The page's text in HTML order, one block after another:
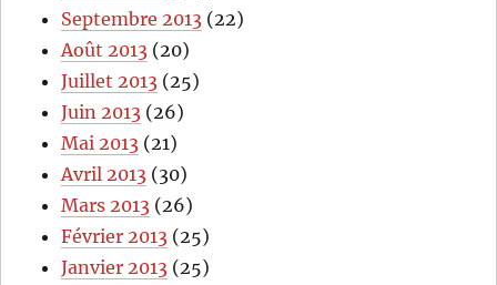
Septembre 2013 (22)
Août 2013 (20)
Juillet 2013 (25)
Juin 2013 (26)
Mai 2013 (21)
Avril 2013 (30)
Mars 2013 (26)
Février 2013 (25)
Janvier 2013 (25)